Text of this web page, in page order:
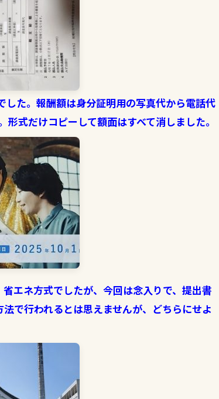
した。報酬額は身分証明用の写真代から電話代
形式だけコピーして額面はすべて消しました。
エネ方式でしたが、今回は念入りで、提出書
で行われるとは思えませんが、どちらにせよ